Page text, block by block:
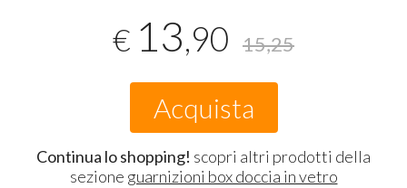
€ 13,90 15,25
Acquista
Continua lo shopping! scopri altri prodotti della
sezione guarnizioni box doccia in vetro